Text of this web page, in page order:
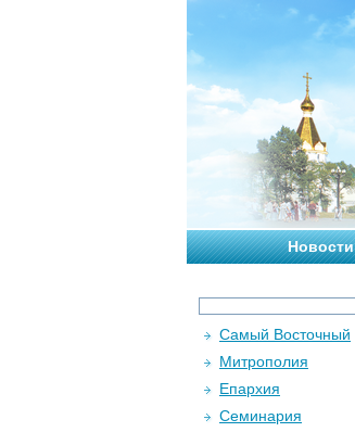
Новости
Самый Восточный
Митрополия
Епархия
Семинария